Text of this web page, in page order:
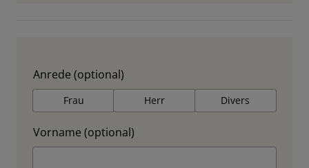
Anrede (optional)
Frau Herr Divers
Vorname (optional)